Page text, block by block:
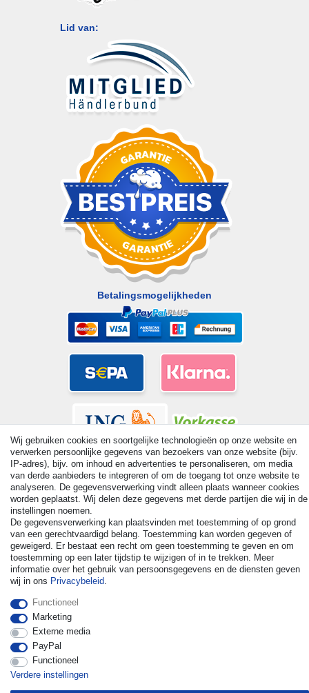
Lid van:
Betalingsmogelijkheden
© Copyright 2026 | Alle rechten voorbehouden. - All rights
| * Applies to deliveries to the UK!
Wij gebruiken cookies en soortgelijke technologieën op onze website en
verwerken persoonlijke gegevens van bezoekers van onze website (bijv.
IP-adres), bijv. om inhoud en advertenties te personaliseren, om media
van derde aanbieders te integreren of om de toegang tot onze website te
analyseren. De gegevensverwerking vindt alleen plaats wanneer cookies
worden geplaatst. Wij delen deze gegevens met derde partijen die wij in de
instellingen noemen.
De gegevensverwerking kan plaatsvinden met toestemming of op grond
van een gerechtvaardigd belang. Toestemming kan worden gegeven of
geweigerd. Er bestaat een recht om geen toestemming te geven en om
toestemming op een later tijdstip te wijzigen of in te trekken. Meer
informatie over het gebruik van persoonsgegevens en de diensten geven
wij in ons Privacybeleid.
Functioneel
Marketing
Externe media
PayPal
Functioneel
Verdere instellingen
Herroepingsrecht uitoefenen Contact